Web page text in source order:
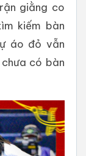
giằng co
kiếm bàn
áo đỏ vẫn
có bàn